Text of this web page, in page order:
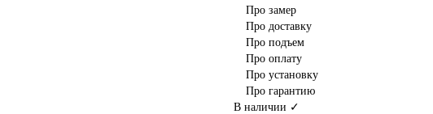
Про замер
Про доставку
Про подъем
Про оплату
Про установку
Про гарантию
В наличии ✓